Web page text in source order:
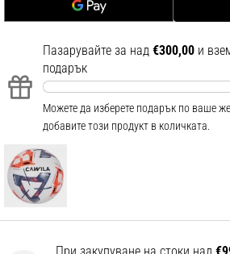
Пазарувайте за над €300,00 и
подарък
Можете да изберете подарък по ваше
добавите този продукт в количката.